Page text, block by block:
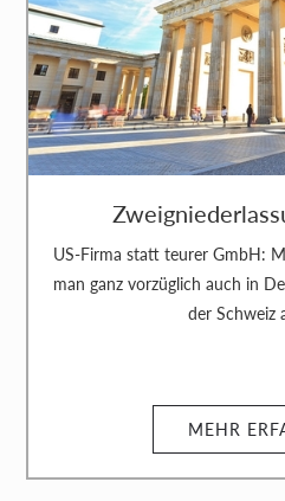
US-Firma statt teurer GmbH:
man ganz vorzüglich auch in
der Schweiz
MEHR